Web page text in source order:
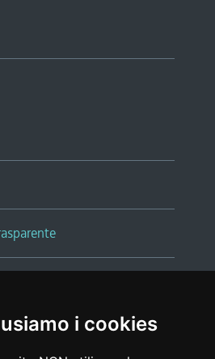
i cookies